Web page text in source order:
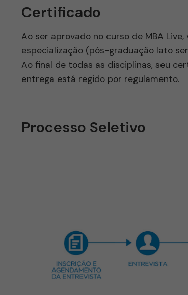
Certificado
Ao ser aprovado no curso de MBA
especialização (pós-graduação lato
Ao final de todas as disciplinas, seu
entrega está regido por regulamento.
Processo Seletivo